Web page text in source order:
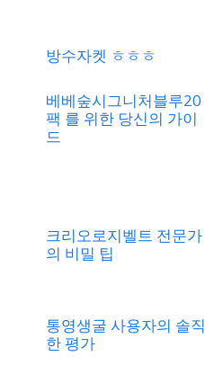
방수자켓 ㅎㅎㅎ
베베숲시그니처블루20
팩 를 위한 당신의 가이
드
크리오로지벨트 전문가
의 비밀 팁
통영생굴 사용자의 솔직
한 평가